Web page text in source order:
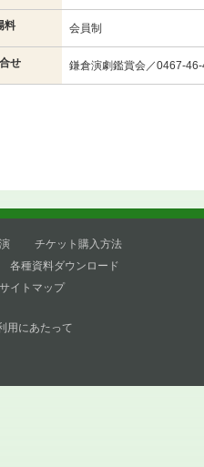
料 会員制
せ 鎌倉演劇鑑賞会／0467-
チケット購入方法
各種資料ダウンロード
サイトマップ
用にあたって